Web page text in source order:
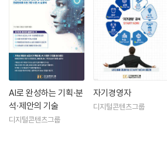
- 마술의 힘 (소통의 기술)
- 잔소리 심리학 (관계의 지혜)
- 디지털 시니어의 치앙마이 자유여행
- 디지털 시니어의 조지아 자유여행
- 조지아 5초 포토 에세이
- 가정경영자
- 자기경영자
AI로 완성하는 기획·분
석·제안의 기술
디지털콘텐츠그룹
자기경영자
디지털콘텐츠그룹